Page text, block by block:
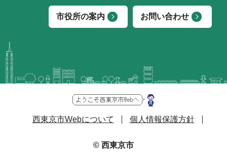
市役所の案内 お問い合わせ
西東京市Webについて 個人情報保護方針
© 西東京市